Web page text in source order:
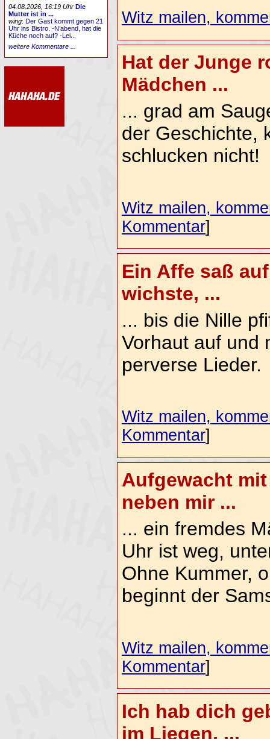
Witz mailen,
Hat der Junge
Mädchen ...
... grad am
der Geschichte,
schlucken nicht!
Witz mailen,
Kommentar]
Ein Affe saß
wichste, ...
... bis die Nille
Vorhaut auf und
perverse Lieder.
Witz mailen,
Kommentar]
Aufgewacht
neben mir ...
... ein fremdes
Uhr ist weg,
Ohne Kummer,
beginnt der
Witz mailen,
Kommentar]
Ich hab dich
im Liegen, ...
04.08.2026, 16:19 Uhr Die
Mutter ist in ...
wing:Der Gast kommt gegen 21
Uhr ins Bistro. -N’abend, hat die
Küche noch auf? -Lei...
weitere Kommentare ...